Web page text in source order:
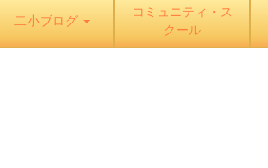
二小ブログ
コミュニティ・ス
クール